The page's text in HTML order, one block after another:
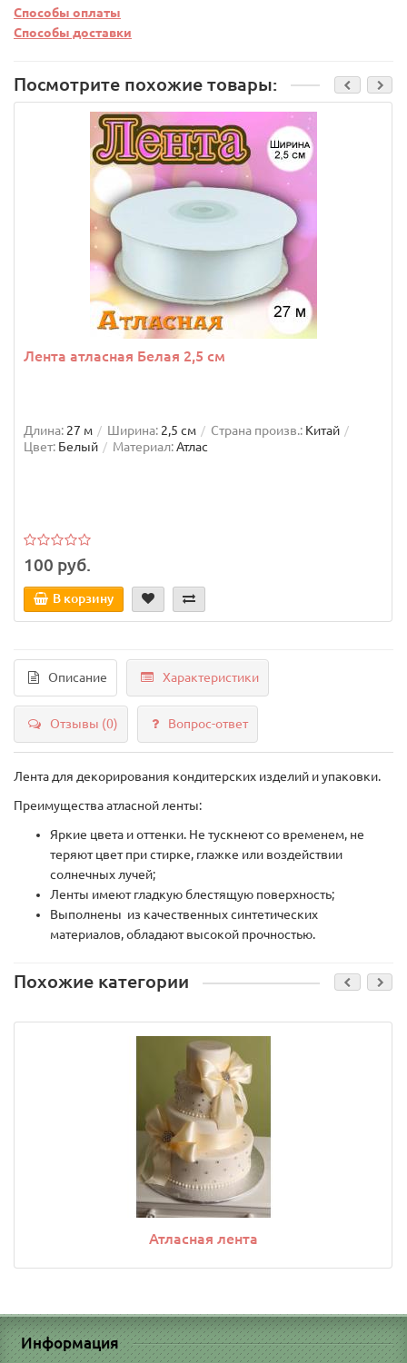
Способы оплаты
Способы доставки
Посмотрите похожие товары:
Лента атласная Белая 2,5 см
Длина: 27 м Ширина: 2,5 см Страна произв.: Китай
Цвет: Белый Материал:Атлас
100 руб.
В корзину
Описание Характеристики
Отзывы (0) Вопрос-ответ
Лента для декорирования кондитерских изделий и упаковки.
Преимущества атласной ленты:
Яркие цвета и оттенки. Не тускнеют со временем, не
теряют цвет при стирке, глажке или воздействии
солнечных лучей;
Ленты имеют гладкую блестящую поверхность;
Выполнены из качественных синтетических
материалов, обладают высокой прочностью.
Похожие категории
Атласная лента
Информация